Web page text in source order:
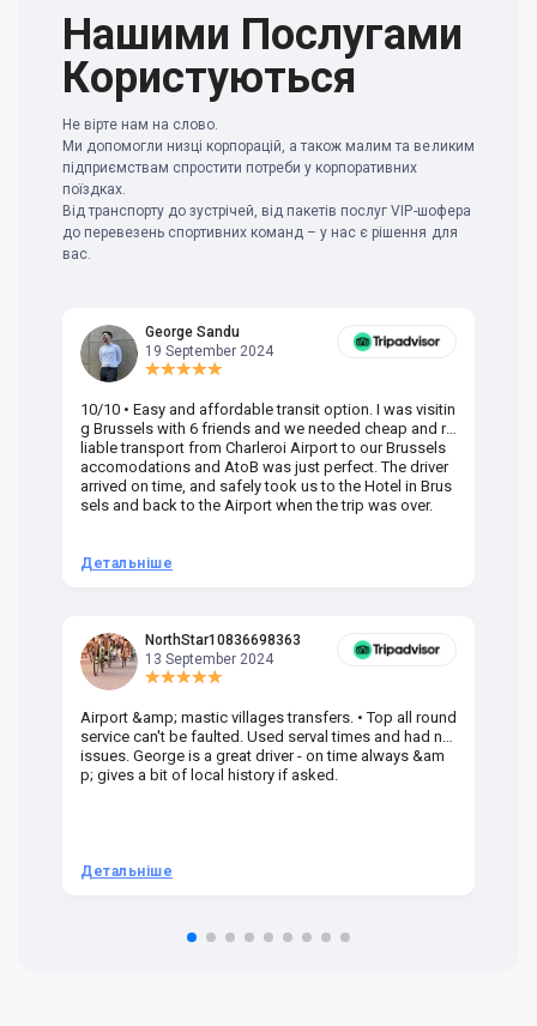
Нашими Послугами
Користуються
Не вірте нам на слово.
Ми допомогли низці корпорацій, а також малим та великим
підприємствам спростити потреби у корпоративних
поїздках.
Від транспорту до зустрічей, від пакетів послуг VIP-шофера
до перевезень спортивних команд – у нас є рішення для
вас.
George Sandu
19 September 2024
10/10 • Easy and affordable transit option. I was visitin
g Brussels with 6 friends and we needed cheap and re
liable transport from Charleroi Airport to our Brussels
accomodations and AtoB was just perfect. The driver
arrived on time, and safely took us to the Hotel in Brus
sels and back to the Airport when the trip was over.
Детальніше
NorthStar10836698363
13 September 2024
Airport &amp; mastic villages transfers. • Top all round
service can't be faulted. Used serval times and had no
issues. George is a great driver - on time always &am
p; gives a bit of local history if asked.
Детальніше